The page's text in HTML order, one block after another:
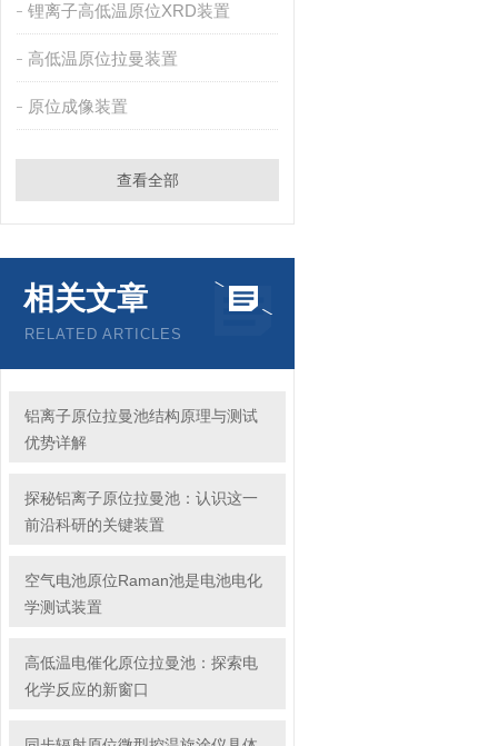
锂离子高低温原位XRD装置
高低温原位拉曼装置
原位成像装置
查看全部
相关文章
RELATED ARTICLES
铝离子原位拉曼池结构原理与测试
优势详解
探秘铝离子原位拉曼池：认识这一
前沿科研的关键装置
空气电池原位Raman池是电池电化
学测试装置
高低温电催化原位拉曼池：探索电
化学反应的新窗口